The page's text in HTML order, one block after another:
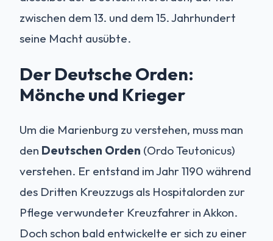
zwischen dem 13. und dem 15. Jahrhundert
seine Macht ausübte.
Der Deutsche Orden:
Mönche und Krieger
Um die Marienburg zu verstehen, muss man
den Deutschen Orden (Ordo Teutonicus)
verstehen. Er entstand im Jahr 1190 während
des Dritten Kreuzzugs als Hospitalorden zur
Pflege verwundeter Kreuzfahrer in Akkon.
Doch schon bald entwickelte er sich zu einer